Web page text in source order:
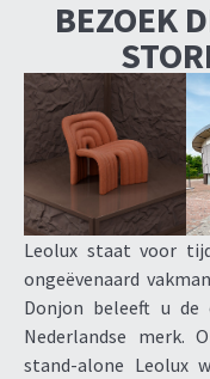
BEZOEK
Leolux staat voor
ongeëvenaard
Donjon beleeft u de
Nederlandse merk.
stand-alone Leolux